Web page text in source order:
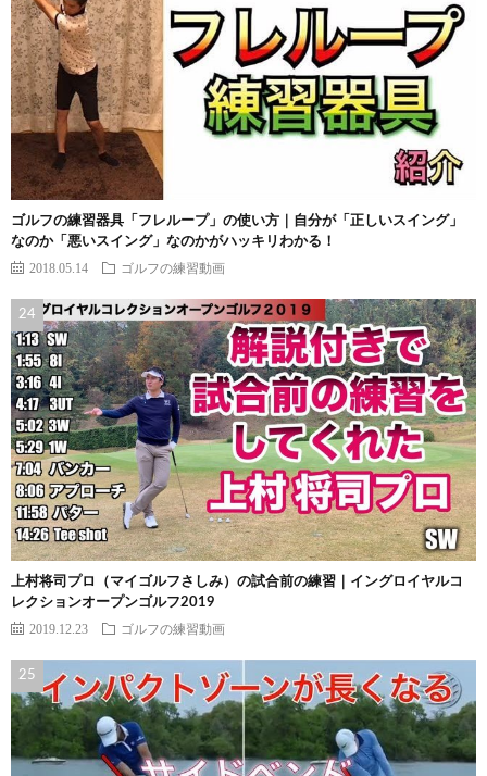
ゴルフの練習器具「フレループ」の使い方｜自分が「正しいスイング」
なのか「悪いスイング」なのかがハッキリわかる！
2018.05.14 ゴルフの練習動画
上村将司プロ（マイゴルフさしみ）の試合前の練習｜イングロイヤルコ
レクションオープンゴルフ2019
2019.12.23 ゴルフの練習動画